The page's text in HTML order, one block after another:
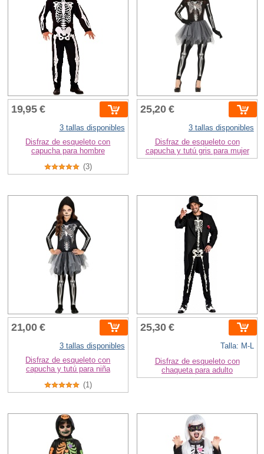
19,95 €
3 tallas disponibles
Disfraz de esqueleto con
capucha para hombre
(3)
25,20 €
3 tallas disponibles
Disfraz de esqueleto con
capucha y tutú gris para mujer
21,00 €
3 tallas disponibles
Disfraz de esqueleto con
capucha y tutú para niña
(1)
25,30 €
Talla: M-L
Disfraz de esqueleto con
chaqueta para adulto